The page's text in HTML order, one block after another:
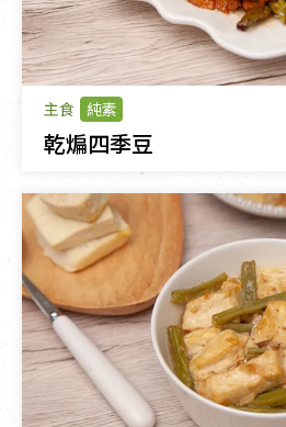
主食 純素
乾煸四季豆